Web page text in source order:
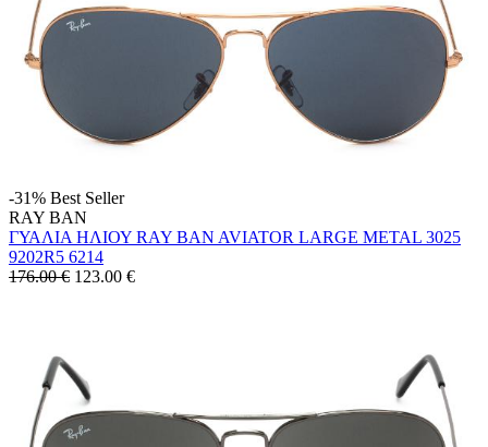
-31% Best Seller
RAY BAN
ΓΥΑΛΙΑ ΗΛΙΟΥ RAY BAN AVIATOR LARGE METAL 3025
9202R5 6214
176.00 € 123.00 €